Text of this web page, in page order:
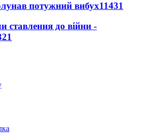
потужний вибух11431
ставлення до війни -